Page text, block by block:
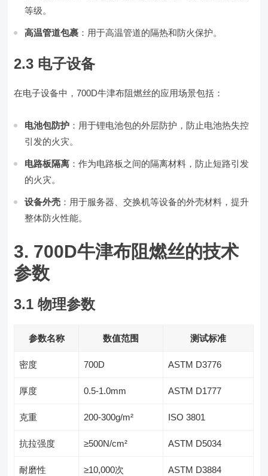
等级。
高温管道包裹 ：用于高温管道的隔热和防火保护。
2.3 电子设备
在电子设备中，700D牛津布阻燃丝的应用场景包括：
电池包防护 ：用于锂电池包的外层防护，防止电池热失控
引发的火灾。
电路板隔离 ：作为电路板之间的隔离材料，防止短路引发
的火灾。
设备外壳 ：用于服务器、交换机等设备的外壳材料，提升
整体防火性能。
3. 700D牛津布阻燃丝的技术
参数
3.1 物理参数
参数名称 数值范围 测试标准
密度 700D ASTM D3776
厚度 0.5-1.0mm ASTM D1777
克重 200-300g/m² ISO 3801
抗拉强度 ≥500N/cm² ASTM D5034
耐磨性 ≥10,000次 ASTM D3884